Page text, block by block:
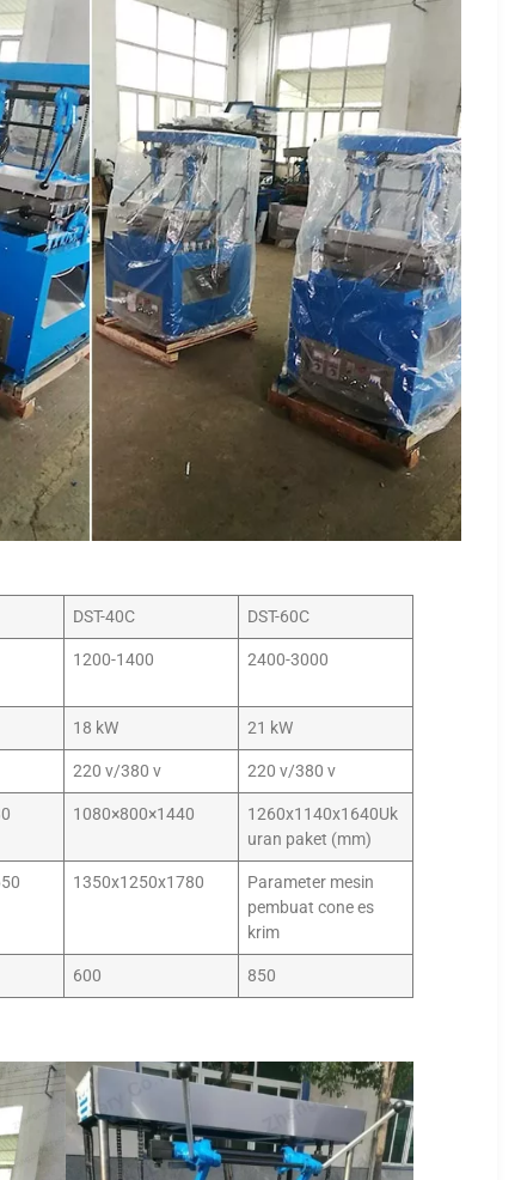
DST-40C DST-60C
1200-1400 2400-3000
18 kW 21 kW
220 v/380 v 220 v/380 v
1080×800×1440
1260x1140x1640Uk
uran paket (mm)
1350x1250x1780
Parameter mesin
pembuat cone es
krim
600 850